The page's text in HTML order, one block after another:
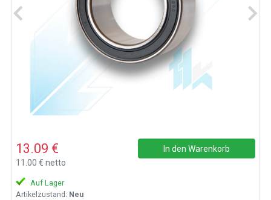
13.09 €
11.00 € netto
In den Warenkorb
Auf Lager
Artikelzustand: Neu